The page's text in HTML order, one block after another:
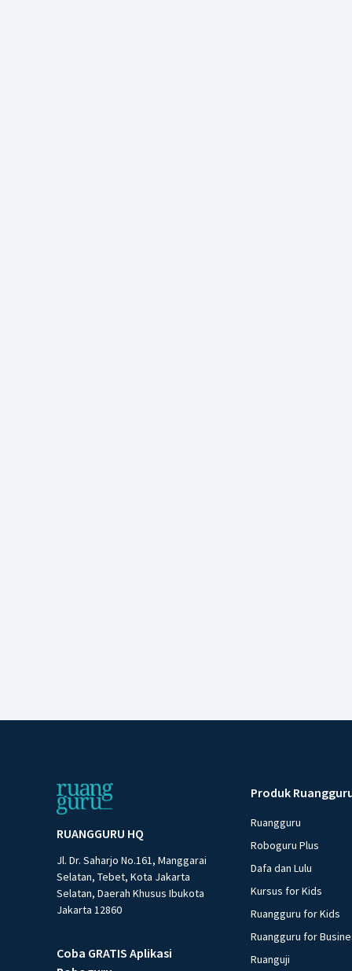
RUANGGURU HQ
Jl. Dr. Saharjo No.161, Manggarai
Selatan, Tebet, Kota Jakarta
Selatan, Daerah Khusus Ibukota
Jakarta 12860
Coba GRATIS Aplikasi
Produk
Ruangguru
Roboguru Plus
Dafa dan Lulu
Kursus for Kids
Ruangguru for Kids
Ruangguru for
Ruanguji